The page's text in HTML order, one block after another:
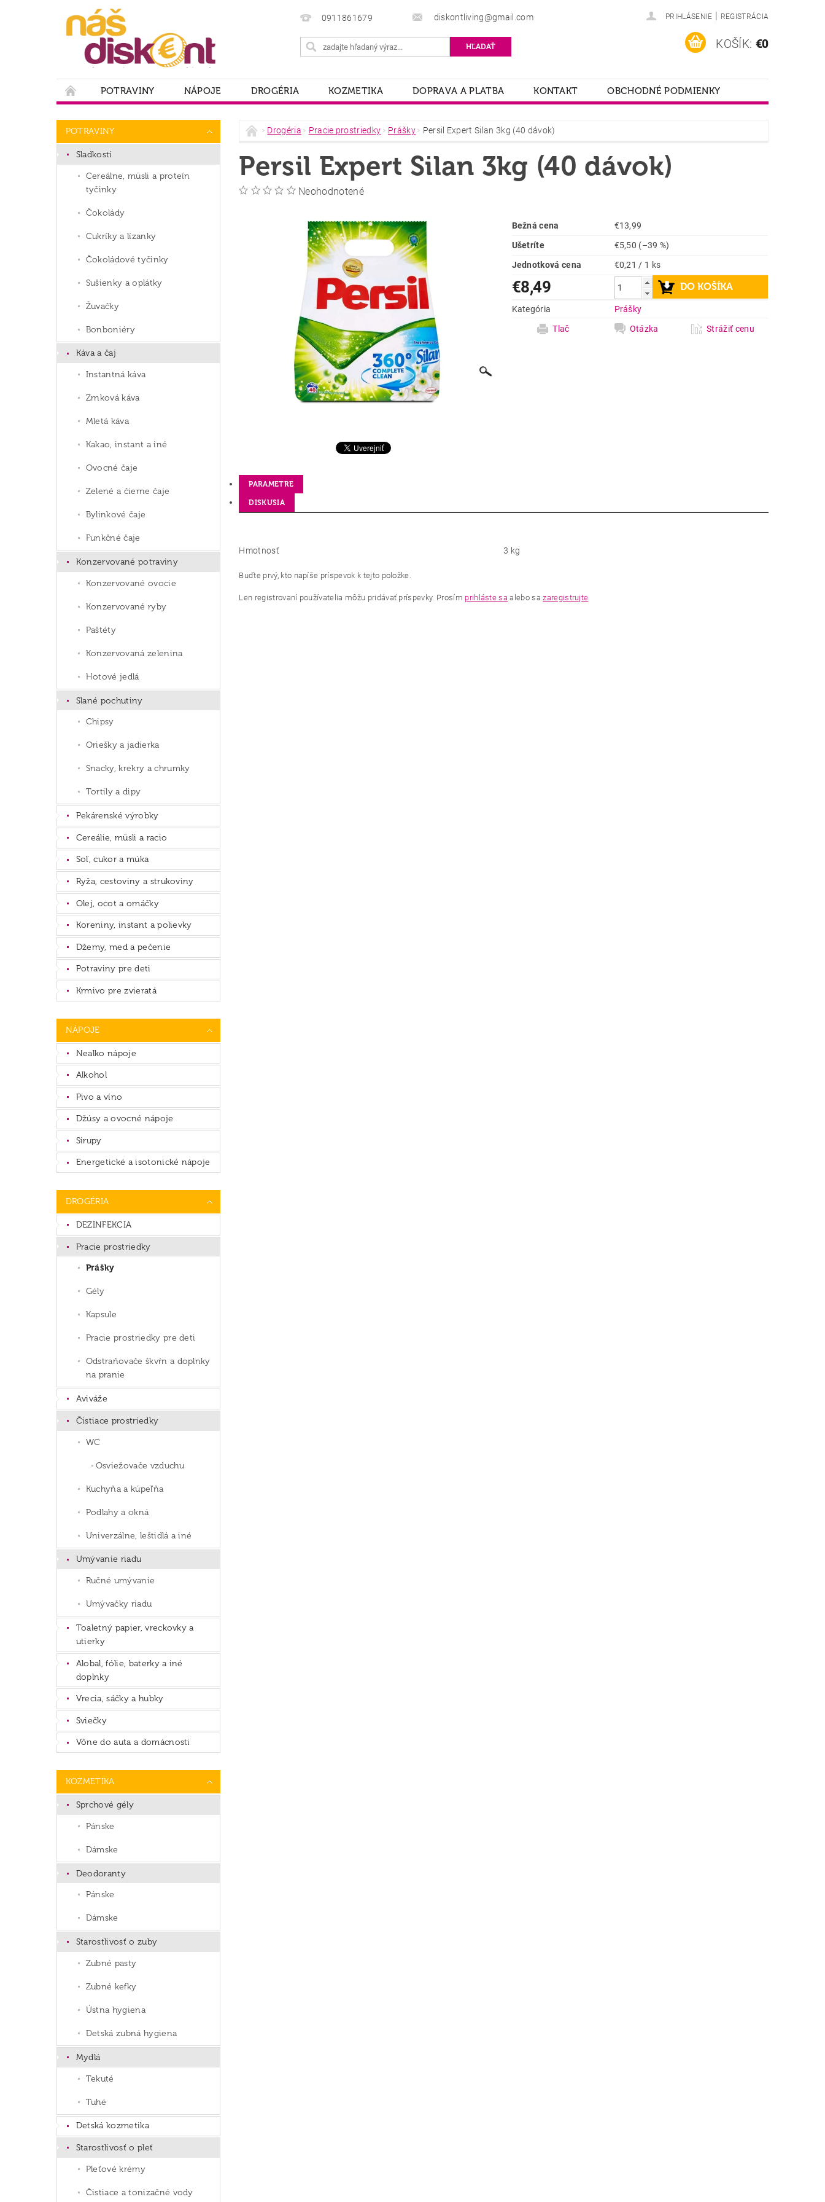
0911861679 diskontliving@gmail.com PRIHLÁSENIE | REGISTRÁCIA
KOŠÍK: €0
POTRAVINY NÁPOJE DROGÉRIA KOZMETIKA DOPRAVA A PLATBA KONTAKT
OBCHODNÉ PODMIENKY
POTRAVINY
Sladkosti
Cereálne, müsli a proteín
tyčinky
Čokolády
Cukríky a lízanky
Čokoládové tyčinky
Sušienky a oplátky
Žuvačky
Bonboniéry
Káva a čaj
Instantná káva
Zrnková káva
Mletá káva
Kakao, instant a iné
Ovocné čaje
Zelené a čierne čaje
Bylinkové čaje
Funkčné čaje
Konzervované potraviny
Konzervované ovocie
Konzervované ryby
Paštéty
Konzervovaná zelenina
Hotové jedlá
Slané pochutiny
Chipsy
Oriešky a jadierka
Snacky, krekry a chrumky
Tortily a dipy
Pekárenské výrobky
Cereálie, müsli a racio
Soľ, cukor a múka
Ryža, cestoviny a strukoviny
Olej, ocot a omáčky
Koreniny, instant a polievky
Džemy, med a pečenie
Potraviny pre deti
Krmivo pre zvieratá
NÁPOJE
Nealko nápoje
Alkohol
Pivo a víno
Džúsy a ovocné nápoje
Sirupy
Energetické a isotonické nápoje
DROGÉRIA
DEZINFEKCIA
Pracie prostriedky
Prášky
Gély
Kapsule
Pracie prostriedky pre deti
Odstraňovače škvŕn a doplnky
na pranie
Aviváže
Čistiace prostriedky
WC
Osviežovače vzduchu
Kuchyňa a kúpeľňa
Podlahy a okná
Univerzálne, leštidlá a iné
Umývanie riadu
Ručné umývanie
Umývačky riadu
Toaletný papier, vreckovky a
utierky
Alobal, fólie, baterky a iné
doplnky
Vrecia, sáčky a hubky
Sviečky
Vône do auta a domácnosti
KOZMETIKA
Sprchové gély
Pánske
Dámske
Deodoranty
Pánske
Dámske
Starostlivosť o zuby
Zubné pasty
Zubné kefky
Ústna hygiena
Detská zubná hygiena
Mydlá
Tekuté
Tuhé
Detská kozmetika
Starostlivosť o pleť
Pleťové krémy
Čistiace a tonizačné vody
Drogéria Pracie prostriedky Prášky Persil Expert Silan 3kg (40 dávok)
Persil Expert Silan 3kg (40 dávok)
Neohodnotené
Bežná cena
€13,99
Ušetríte
€5,50 (–39 %)
Jednotková cena
€0,21 / 1 ks
€8,49
Kategória
Prášky
Tlač
Otázka Strážiť cenu
PARAMETRE
DISKUSIA
Hmotnosť 3 kg
Buďte prvý, kto napíše príspevok k tejto položke.
Len registrovaní používatelia môžu pridávať príspevky. Prosím prihláste sa alebo sazaregistrujte.